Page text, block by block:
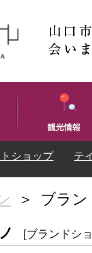
ショップ テ
＞ ブラ
[ブランドシ